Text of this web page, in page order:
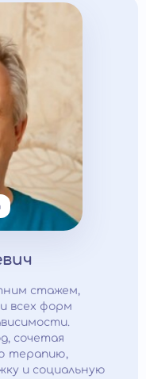
стажем,
всех форм
сочетая
терапию,
и социальную